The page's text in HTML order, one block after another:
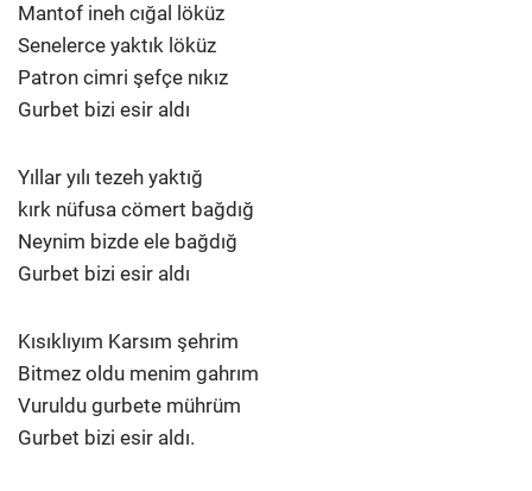
Mantof ineh cığal löküz
Senelerce yaktık löküz
Patron cimri şefçe nıkız
Gurbet bizi esir aldı
Yıllar yılı tezeh yaktığ
kırk nüfusa cömert bağdığ
Neynim bizde ele bağdığ
Gurbet bizi esir aldı
Kısıklıyım Karsım şehrim
Bitmez oldu menim gahrım
Vuruldu gurbete mührüm
Gurbet bizi esir aldı.